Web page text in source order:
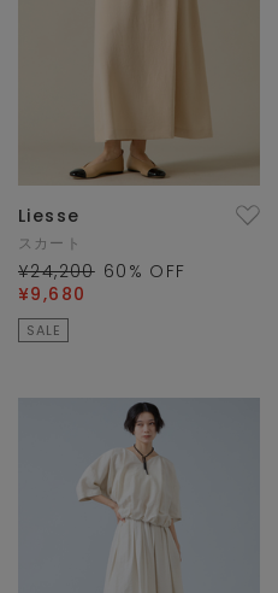
Liesse
スカート
¥24,200 60 % OFF
¥9,680
SALE